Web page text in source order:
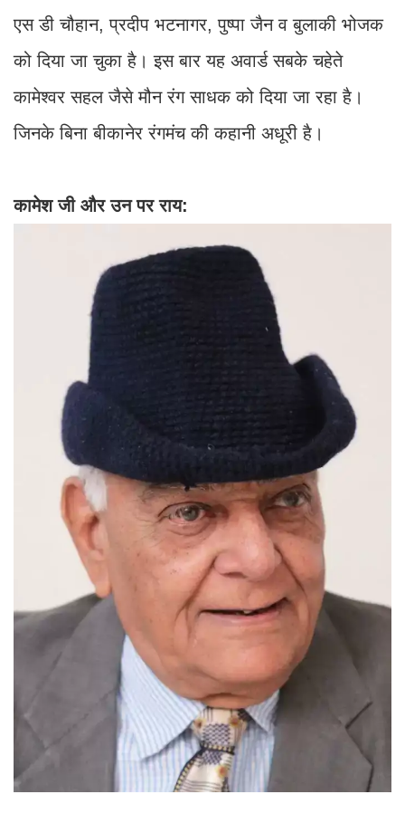
एस डी चौहान, प्रदीप भटनागर, पुष्पा जैन व बुलाकी भोजक
को दिया जा चुका है। इस बार यह अवार्ड सबके चहेते
कामेश्वर सहल जैसे मौन रंग साधक को दिया जा रहा है।
जिनके बिना बीकानेर रंगमंच की कहानी अधूरी है।
कामेश जी और उन पर राय: